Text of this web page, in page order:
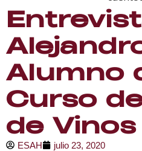
Alumno
Curso
de Vinos
ESAH julio 23, 2020